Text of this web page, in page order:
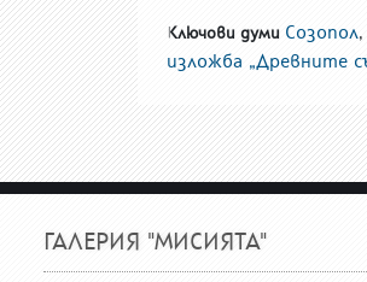
Ключови думи Созопол,
изложба „Древните
ГАЛЕРИЯ "МИСИЯТА"